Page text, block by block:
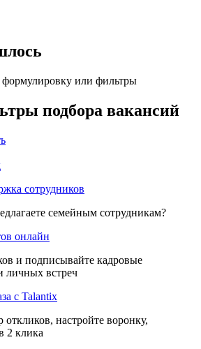
или фильтры
подбора вакансий
сотрудников
семейным сотрудникам?
онлайн
и подписывайте кадровые
личных встреч
с Talantix
откликов, настройте воронку,
2 клика